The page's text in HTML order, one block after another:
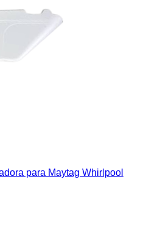
para Maytag Whirlpool